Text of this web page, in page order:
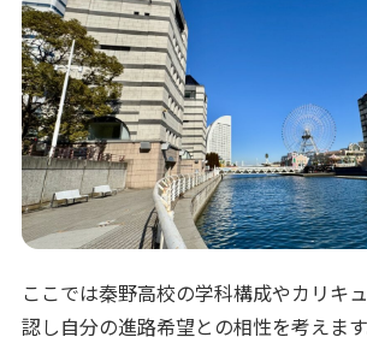
ここでは秦野高校の学科構成やカリキ
認し自分の進路希望との相性を考えます